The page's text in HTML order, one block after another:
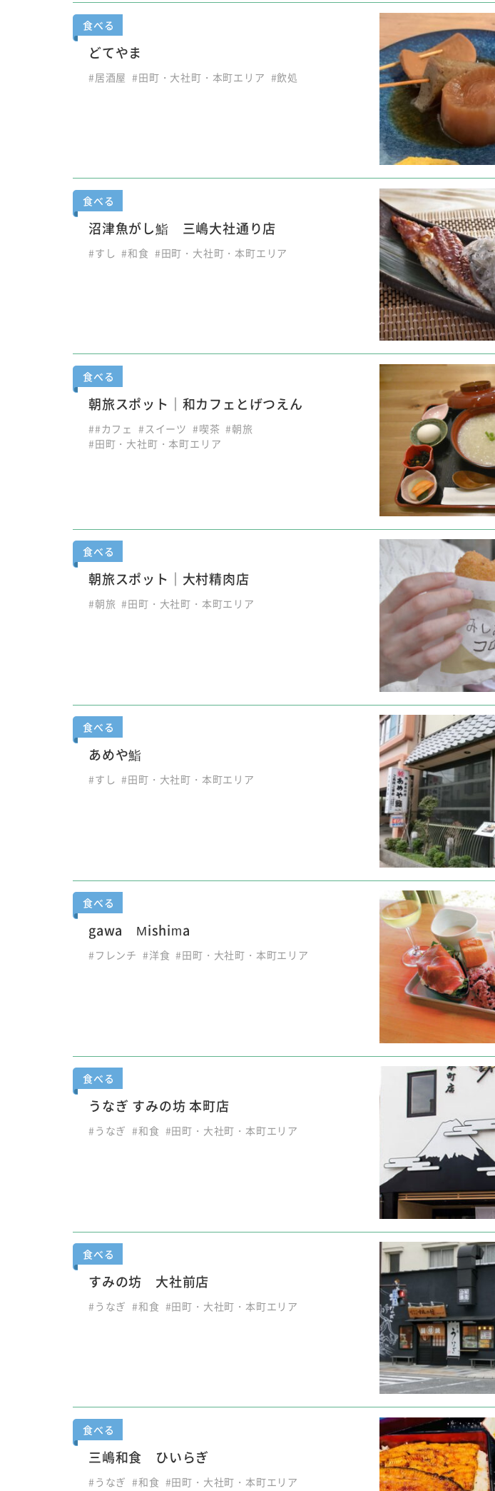
食べる
どてやま
#居酒屋 #田町・大社町・本町エリア #飲処
食べる
沼津魚がし鮨 三嶋大社通り店
#すし #和食 #田町・大社町・本町エリア
食べる
朝旅スポット｜和カフェとげつえん
##カフェ #スイーツ #喫茶 #朝旅
#田町・大社町・本町エリア
食べる
朝旅スポット｜大村精肉店
#朝旅 #田町・大社町・本町エリア
食べる
あめや鮨
#すし #田町・大社町・本町エリア
食べる
gawa Mishima
#フレンチ #洋食 #田町・大社町・本町エリア
食べる
うなぎ すみの坊 本町店
#うなぎ #和食 #田町・大社町・本町エリア
食べる
すみの坊 大社前店
#うなぎ #和食 #田町・大社町・本町エリア
食べる
三嶋和食 ひいらぎ
#うなぎ #和食 #田町・大社町・本町エリア